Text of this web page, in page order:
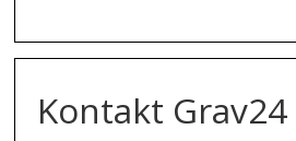
Kontakt Grav24